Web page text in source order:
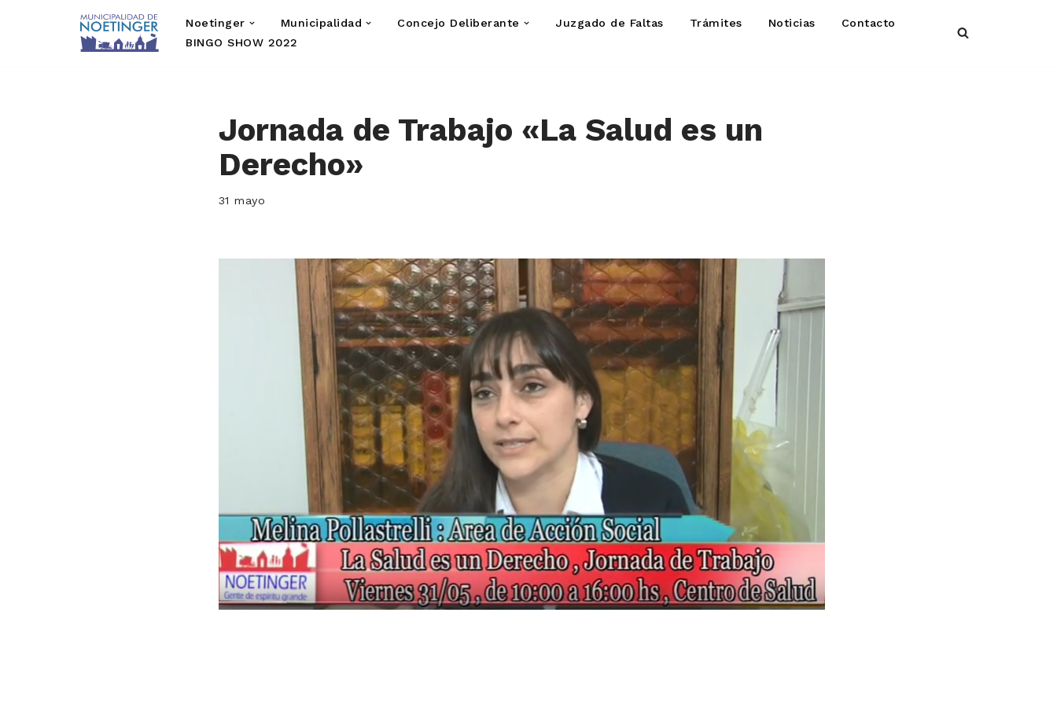
Noetinger Municipalidad Concejo Deliberante Juzgado de Faltas Trámites Noticias
Contacto
BINGO SHOW 2022
Jornada de Trabajo «La Salud es un
Derecho»
31 mayo